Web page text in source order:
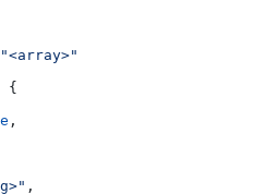
"<array>"
{
,
,